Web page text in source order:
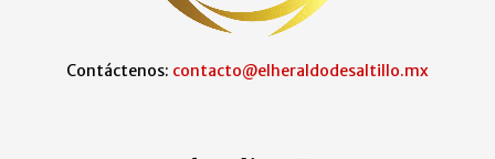
Contáctenos: contacto@elheraldodesaltillo.mx